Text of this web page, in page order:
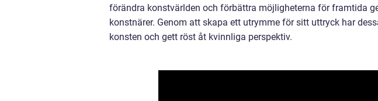
förändra konstvärlden och förbättra möjligheterna för framtida
konstnärer. Genom att skapa ett utrymme för sitt uttryck har
konsten och gett röst åt kvinnliga perspektiv.